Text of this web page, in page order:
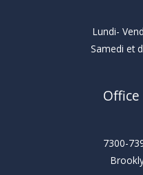
Lundi-
Samedi et
Office
7300-